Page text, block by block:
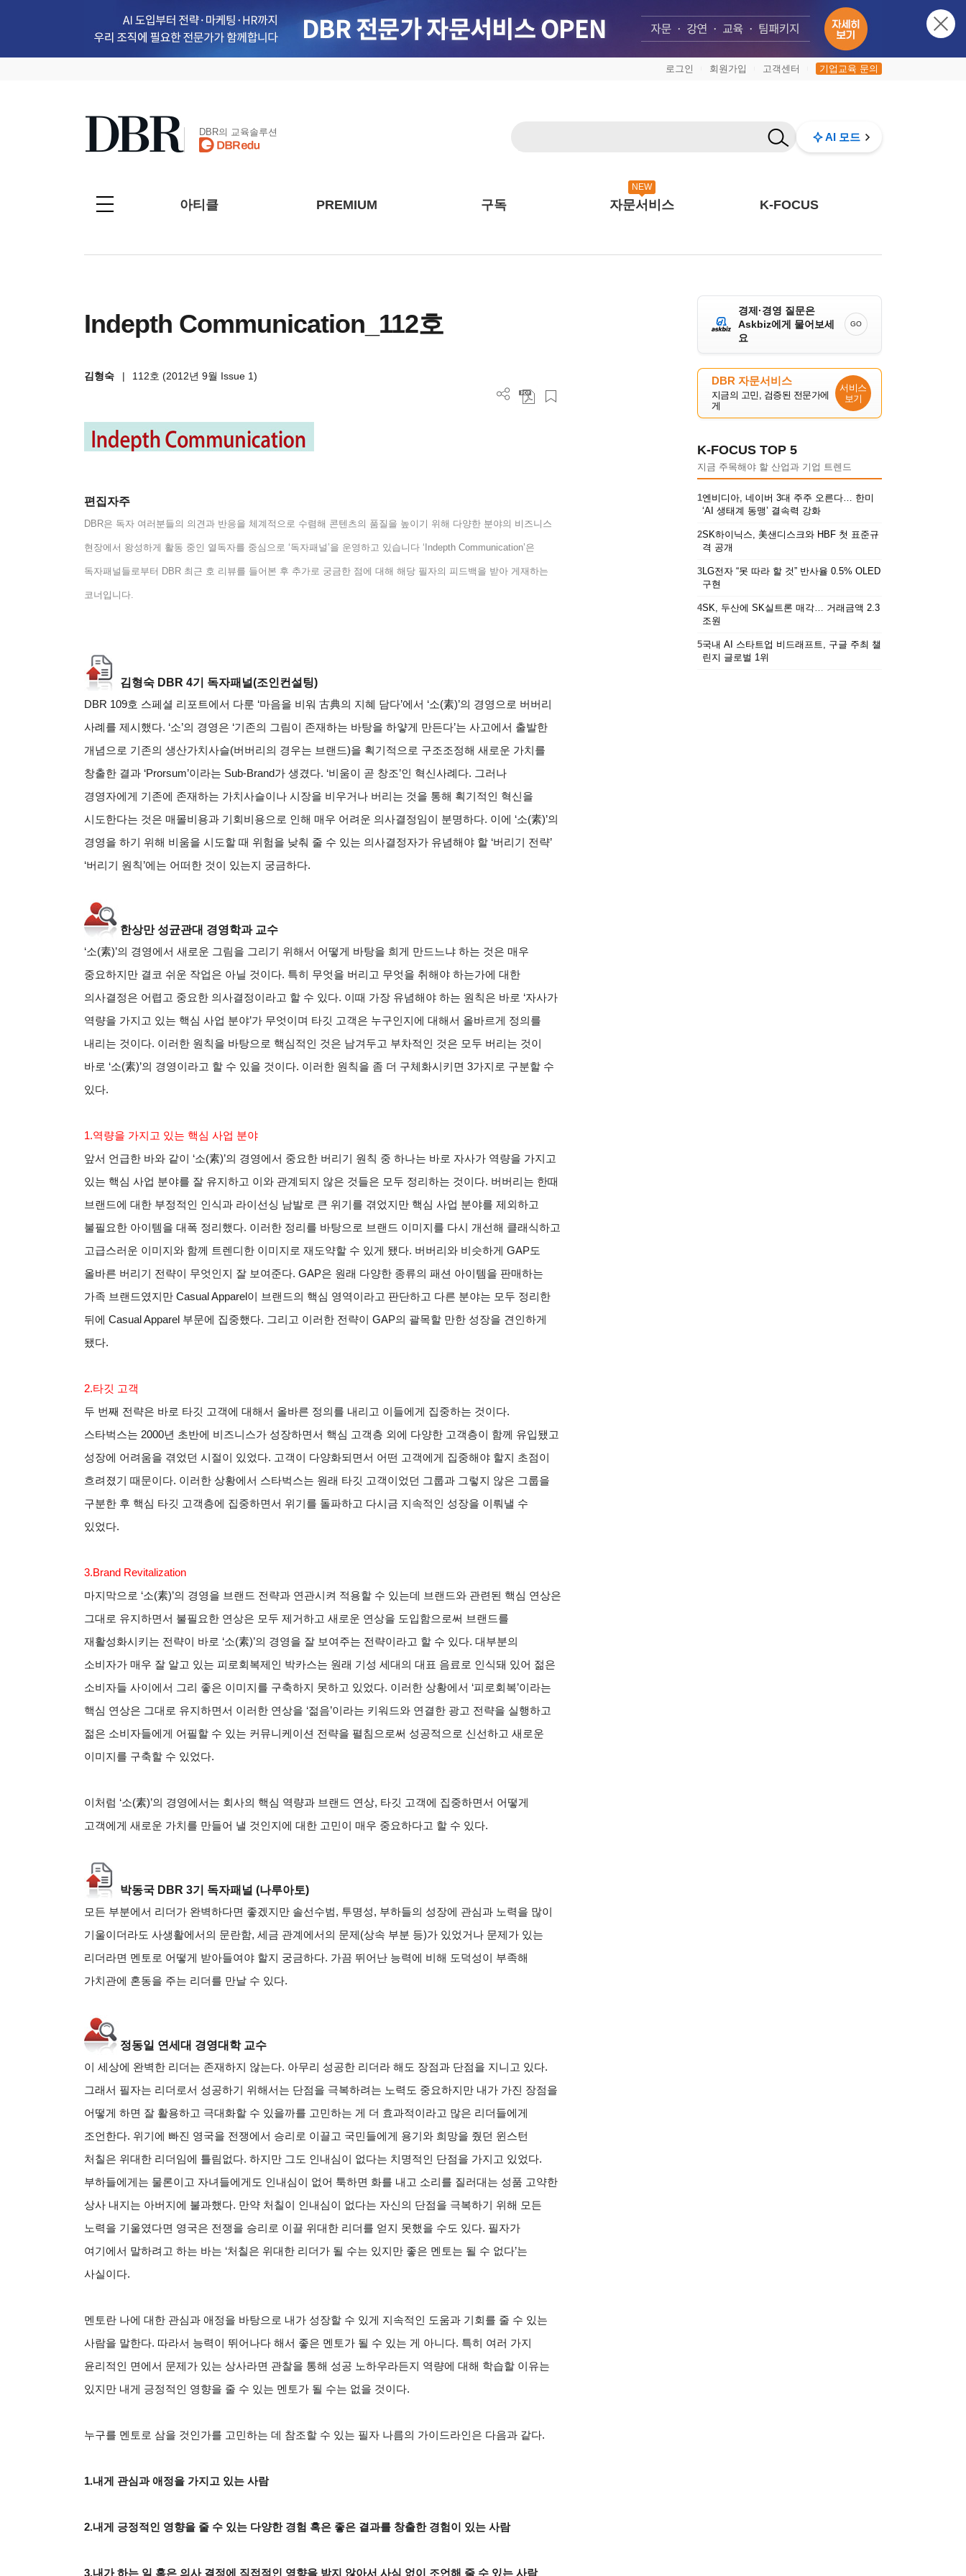
로그인 회원가입 고객센터 기업교육 문의
DBR의 교육솔루션 AI 모드
아티클 PREMIUM 구독
NEW
자문서비스 K-FOCUS
Indepth Communication_112호
김형숙 | 112호 (2012년 9월 Issue 1)
편집자주
DBR은 독자 여러분들의 의견과 반응을 체계적으로 수렴해 콘텐츠의 품질을 높이기 위해 다양한 분야의 비즈니스
현장에서 왕성하게 활동 중인 열독자를 중심으로 ‘독자패널 ’을 운영하고 있습니다 ‘Indepth Communication’은
독자패널들로부터 DBR 최근 호 리뷰를 들어본 후 추가로 궁금한 점에 대해 해당 필자의 피드백을 받아 게재하는
코너입니다
김형숙 DBR 4기 독자패널(조인컨설팅)
DBR 109호 스페셜 리포트에서 다룬 ‘마음을 비워 古典의 지혜 담다’에서 ‘소(素)’의 경영으로 버버리
사례를 제시했다. ‘소’의 경영은 ‘기존의 그림이 존재하는 바탕을 하얗게 만든다’는 사고에서 출발한
개념으로 기존의 생산가치사슬(버버리의 경우는 브랜드)을 획기적으로 구조조정해 새로운 가치를
창출한 결과 ‘Prorsum’이라는 Sub-Brand가 생겼다. ‘비움이 곧 창조’인 혁신사례다. 그러나
경영자에게 기존에 존재하는 가치사슬이나 시장을 비우거나 버리는 것을 통해 획기적인 혁신을
시도한다는 것은 매몰비용과 기회비용으로 인해 매우 어려운 의사결정임이 분명하다. 이에 ‘소(素)’의
경영을 하기 위해 비움을 시도할 때 위험을 낮춰 줄 수 있는 의사결정자가 유념해야 할 ‘버리기 전략’
‘버리기 원칙’에는 어떠한 것이 있는지 궁금하다.
한상만 성균관대 경영학과 교수
‘소(素)’의 경영에서 새로운 그림을 그리기 위해서 어떻게 바탕을 희게 만드느냐 하는 것은 매우
중요하지만 결코 쉬운 작업은 아닐 것이다. 특히 무엇을 버리고 무엇을 취해야 하는가에 대한
의사결정은 어렵고 중요한 의사결정이라고 할 수 있다. 이때 가장 유념해야 하는 원칙은 바로 ‘자사가
역량을 가지고 있는 핵심 사업 분야’가 무엇이며 타깃 고객은 누구인지에 대해서 올바르게 정의를
내리는 것이다. 이러한 원칙을 바탕으로 핵심적인 것은 남겨두고 부차적인 것은 모두 버리는 것이
바로 ‘소(素)’의 경영이라고 할 수 있을 것이다. 이러한 원칙을 좀 더 구체화시키면 3가지로 구분할 수
있다.
1.역량을 가지고 있는 핵심 사업 분야
앞서 언급한 바와 같이 ‘소(素)’의 경영에서 중요한 버리기 원칙 중 하나는 바로 자사가 역량을 가지고
있는 핵심 사업 분야를 잘 유지하고 이와 관계되지 않은 것들은 모두 정리하는 것이다. 버버리는 한때
브랜드에 대한 부정적인 인식과 라이선싱 남발로 큰 위기를 겪었지만 핵심 사업 분야를 제외하고
불필요한 아이템을 대폭 정리했다. 이러한 정리를 바탕으로 브랜드 이미지를 다시 개선해 클래식하고
고급스러운 이미지와 함께 트렌디한 이미지로 재도약할 수 있게 됐다. 버버리와 비슷하게 GAP도
올바른 버리기 전략이 무엇인지 잘 보여준다. GAP은 원래 다양한 종류의 패션 아이템을 판매하는
가족 브랜드였지만 Casual Apparel이 브랜드의 핵심 영역이라고 판단하고 다른 분야는 모두 정리한
뒤에 Casual Apparel 부문에 집중했다. 그리고 이러한 전략이 GAP의 괄목할 만한 성장을 견인하게
됐다.
2.타깃 고객
두 번째 전략은 바로 타깃 고객에 대해서 올바른 정의를 내리고 이들에게 집중하는 것이다.
스타벅스는 2000년 초반에 비즈니스가 성장하면서 핵심 고객층 외에 다양한 고객층이 함께 유입됐고
성장에 어려움을 겪었던 시절이 있었다. 고객이 다양화되면서 어떤 고객에게 집중해야 할지 초점이
흐려졌기 때문이다. 이러한 상황에서 스타벅스는 원래 타깃 고객이었던 그룹과 그렇지 않은 그룹을
구분한 후 핵심 타깃 고객층에 집중하면서 위기를 돌파하고 다시금 지속적인 성장을 이뤄낼 수
있었다.
3.Brand Revitalization
마지막으로 ‘소(素)’의 경영을 브랜드 전략과 연관시켜 적용할 수 있는데 브랜드와 관련된 핵심 연상은
그대로 유지하면서 불필요한 연상은 모두 제거하고 새로운 연상을 도입함으로써 브랜드를
재활성화시키는 전략이 바로 ‘소(素)’의 경영을 잘 보여주는 전략이라고 할 수 있다. 대부분의
소비자가 매우 잘 알고 있는 피로회복제인 박카스는 원래 기성 세대의 대표 음료로 인식돼 있어 젊은
소비자들 사이에서 그리 좋은 이미지를 구축하지 못하고 있었다. 이러한 상황에서 ‘피로회복’이라는
핵심 연상은 그대로 유지하면서 이러한 연상을 ‘젊음’이라는 키워드와 연결한 광고 전략을 실행하고
젊은 소비자들에게 어필할 수 있는 커뮤니케이션 전략을 펼침으로써 성공적으로 신선하고 새로운
이미지를 구축할 수 있었다.
이처럼 ‘소(素)’의 경영에서는 회사의 핵심 역량과 브랜드 연상, 타깃 고객에 집중하면서 어떻게
고객에게 새로운 가치를 만들어 낼 것인지에 대한 고민이 매우 중요하다고 할 수 있다.
박동국 DBR 3기 독자패널 (나루아토)
모든 부분에서 리더가 완벽하다면 좋겠지만 솔선수범, 투명성, 부하들의 성장에 관심과 노력을 많이
기울이더라도 사생활에서의 문란함, 세금 관계에서의 문제(상속 부분 등)가 있었거나 문제가 있는
리더라면 멘토로 어떻게 받아들여야 할지 궁금하다. 가끔 뛰어난 능력에 비해 도덕성이 부족해
가치관에 혼동을 주는 리더를 만날 수 있다.
정동일 연세대 경영대학 교수
이 세상에 완벽한 리더는 존재하지 않는다. 아무리 성공한 리더라 해도 장점과 단점을 지니고 있다.
그래서 필자는 리더로서 성공하기 위해서는 단점을 극복하려는 노력도 중요하지만 내가 가진 장점을
어떻게 하면 잘 활용하고 극대화할 수 있을까를 고민하는 게 더 효과적이라고 많은 리더들에게
조언한다. 위기에 빠진 영국을 전쟁에서 승리로 이끌고 국민들에게 용기와 희망을 줬던 윈스턴
처칠은 위대한 리더임에 틀림없다. 하지만 그도 인내심이 없다는 치명적인 단점을 가지고 있었다.
부하들에게는 물론이고 자녀들에게도 인내심이 없어 툭하면 화를 내고 소리를 질러대는 성품 고약한
상사 내지는 아버지에 불과했다. 만약 처칠이 인내심이 없다는 자신의 단점을 극복하기 위해 모든
노력을 기울였다면 영국은 전쟁을 승리로 이끌 위대한 리더를 얻지 못했을 수도 있다. 필자가
여기에서 말하려고 하는 바는 ‘처칠은 위대한 리더가 될 수는 있지만 좋은 멘토는 될 수 없다’는
사실이다.
멘토란 나에 대한 관심과 애정을 바탕으로 내가 성장할 수 있게 지속적인 도움과 기회를 줄 수 있는
사람을 말한다. 따라서 능력이 뛰어나다 해서 좋은 멘토가 될 수 있는 게 아니다. 특히 여러 가지
윤리적인 면에서 문제가 있는 상사라면 관찰을 통해 성공 노하우라든지 역량에 대해 학습할 이유는
있지만 내게 긍정적인 영향을 줄 수 있는 멘토가 될 수는 없을 것이다.
누구를 멘토로 삼을 것인가를 고민하는 데 참조할 수 있는 필자 나름의 가이드라인은 다음과 같다.
1.내게 관심과 애정을 가지고 있는 사람
2.내게 긍정적인 영향을 줄 수 있는 다양한 경험 혹은 좋은 결과를 창출한 경험이 있는 사람
3.내가 하는 일 혹은 의사 결정에 직접적인 영향을 받지 않아서 사심 없이 조언해 줄 수 있는 사람
경제·경영 질문은
Askbiz에게 물어보세
요
GO
DBR 자문서비스
지금의 고민, 검증된 전문가에
게
서비스
보기
K-FOCUS TOP 5
지금 주목해야 할 산업과 기업 트렌드
1엔비디아, 네이버 3대 주주 오른다… 한미
‘AI 생태계 동맹’ 결속력 강화
2SK하이닉스, 美샌디스크와 HBF 첫 표준규
격 공개
3LG전자 “못 따라 할 것” 반사율 0.5% OLED
구현
4SK, 두산에 SK실트론 매각… 거래금액 2.3
조원
5국내 AI 스타트업 비드래프트, 구글 주최 챌
린지 글로벌 1위